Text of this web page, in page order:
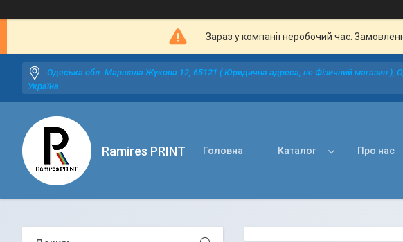
Зараз у компанії неробочий час.
Одеська обл. Маршала Жукова 12, 65121 ( Юридична адреса, не Фізичний магазин ),
Україна
Ramires PRINT Головна Каталог Про нас